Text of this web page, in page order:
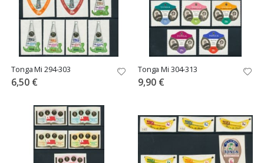
Tonga Mi 294-303
6,50 €
Tonga Mi 304-313
9,90 €